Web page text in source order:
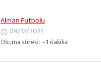
Alman Futbolu
09/12/2021
Okuma süresi: ~1 dakika